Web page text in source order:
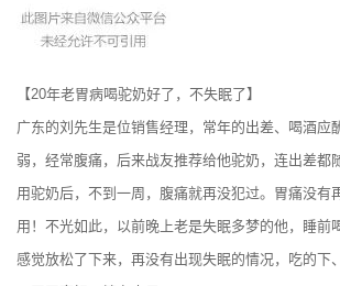
【20年老胃病喝驼奶好了，不失眠了】
广东的刘先生是位销售经理，常年的出差、喝酒应
弱，经常腹痛，后来战友推荐给他驼奶，连出差都
用驼奶后，不到一周，腹痛就再没犯过。胃痛没有
用！不光如此，以前晚上老是失眠多梦的他，睡前
感觉放松了下来，再没有出现失眠的情况，吃的下